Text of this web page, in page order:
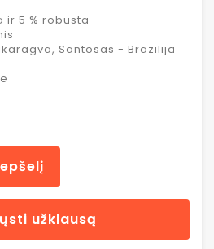
ir 5 % robusta
Santosas - Brazilija
užklausą